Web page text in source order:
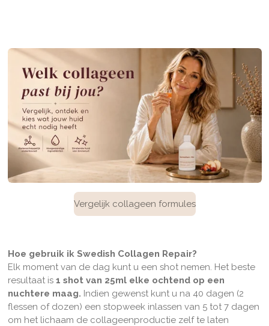
Vergelijk collageen formules
Hoe gebruik ik Swedish Collagen Repair?
Elk moment van de dag kunt u een shot nemen. Het beste
resultaat is 1 shot van 25ml elke ochtend op een
nuchtere maag. Indien gewenst kunt u na 40 dagen (2
flessen of dozen) een stopweek inlassen van 5 tot 7 dagen
om het lichaam de collageenproductie zelf te laten